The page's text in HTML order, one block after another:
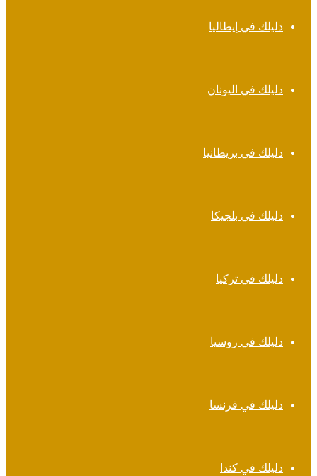
دليلك في إيطاليا
دليلك في اليونان
دليلك في بريطانيا
دليلك في بلجيكا
دليلك في تركيا
دليلك في روسيا
دليلك في فرنسا
دليلك في كندا